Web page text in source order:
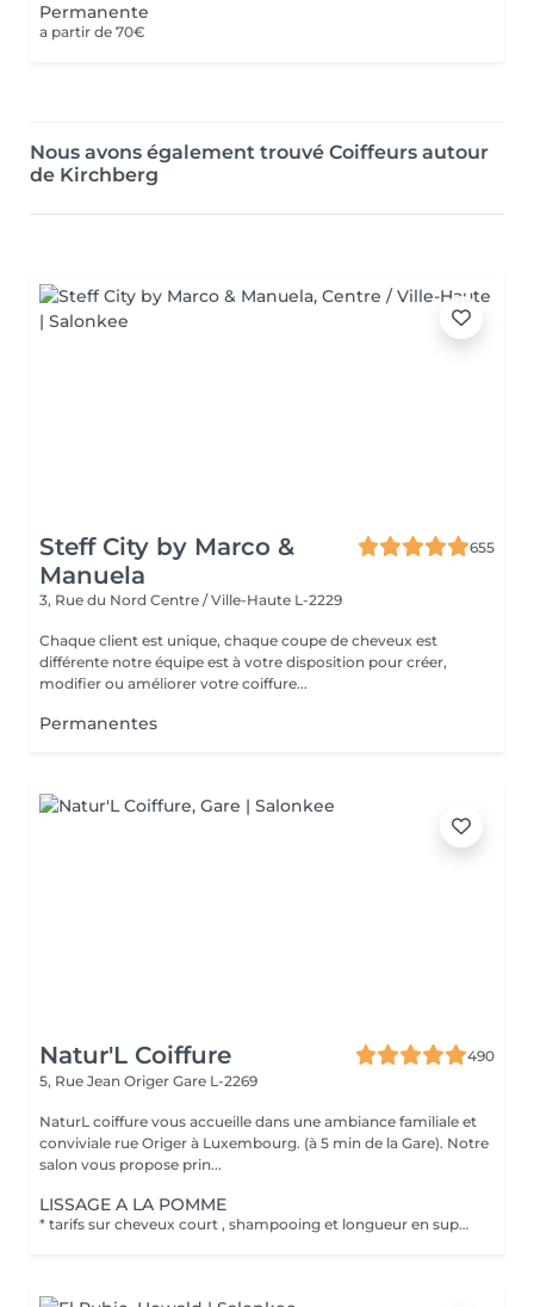
Permanente
a partir de 70€
Nous avons également trouvé Coiffeurs autour
de Kirchberg
Steff City by Marco &
Manuela
655
3, Rue du Nord Centre / Ville-Haute L-2229
Chaque client est unique, chaque coupe de cheveux est
différente notre équipe est à votre disposition pour créer,
modifier ou améliorer votre coiffure...
Permanentes
Natur'L Coiffure
490
5, Rue Jean Origer Gare L-2269
NaturL coiffure vous accueille dans une ambiance familiale et
conviviale rue Origer à Luxembourg. (à 5 min de la Gare). Notre
salon vous propose prin...
LISSAGE A LA POMME
* tarifs sur cheveux court , shampooing et longueur en supplément